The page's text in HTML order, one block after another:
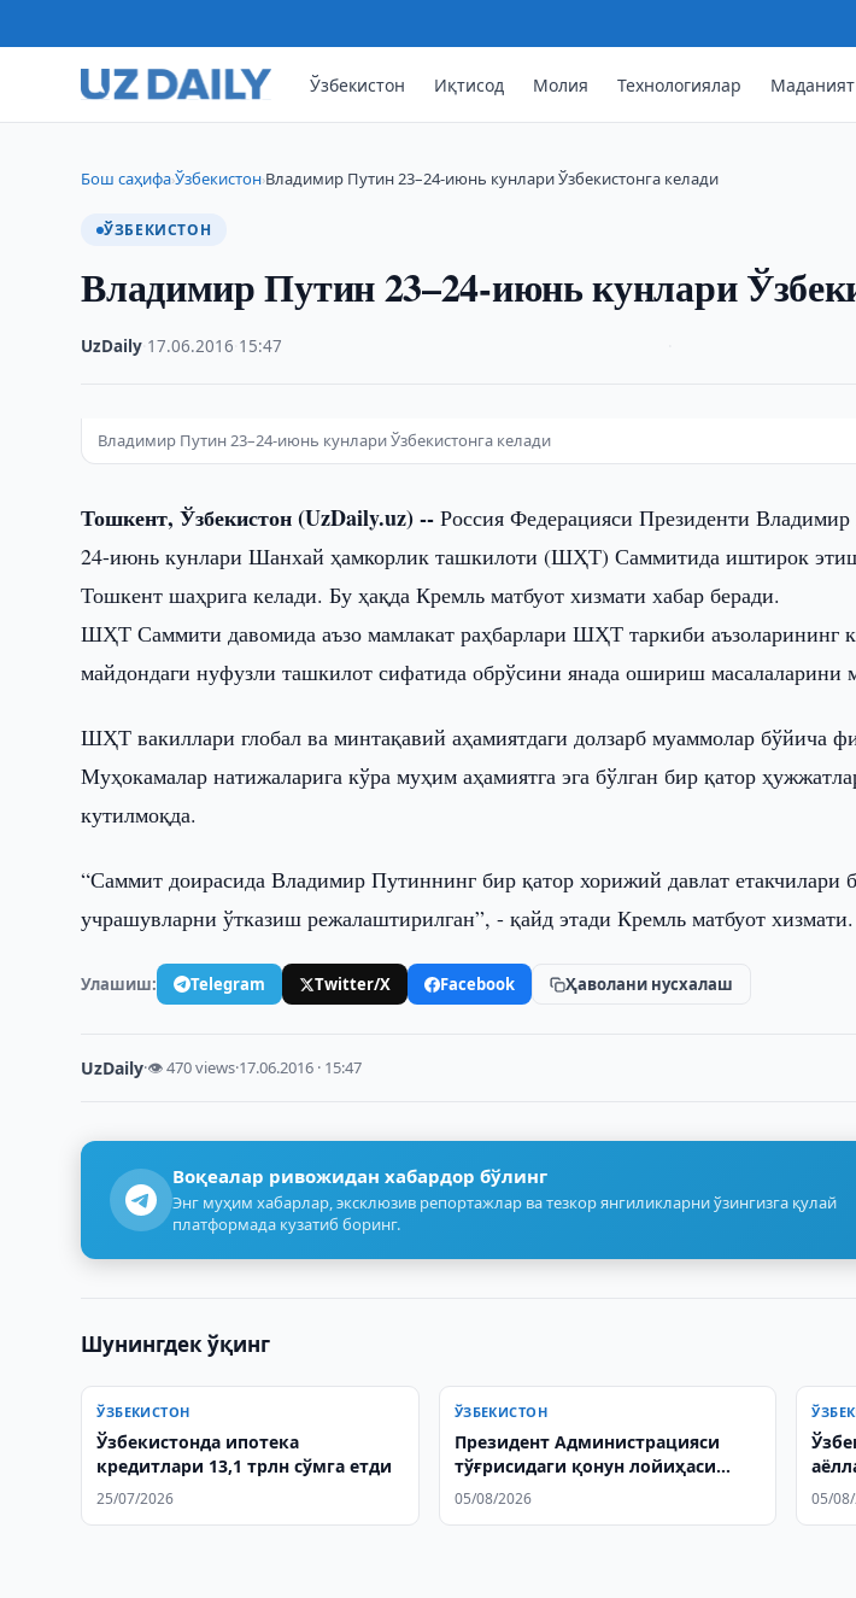
Ўзбекистон Иқтисод Молия Технологиялар Маданият
Бош саҳифа›Ўзбекистон›Владимир Путин 23–24-июнь кунлари Ўзбекистонга келади
ЎЗБЕКИСТОН
Владимир Путин 23–24-июнь кунлари
UzDaily 17.06.2016 15:47
Владимир Путин 23–24-июнь кунлари Ўзбекистонга келади
Тошкент, Ўзбекистон (UzDaily.uz) -- Россия Федерацияси Президенти
24-июнь кунлари Шанхай ҳамкорлик ташкилоти (ШҲТ) Саммитида иштирок
Тошкент шаҳрига келади. Бу ҳақда Кремль матбуот хизмати хабар беради.
ШҲТ Саммити давомида аъзо мамлакат раҳбарлари ШҲТ таркиби аъзоларининг
майдондаги нуфузли ташкилот сифатида обрўсини янада ошириш масалаларини
ШҲТ вакиллари глобал ва минтақавий аҳамиятдаги долзарб муаммолар бўйича
Муҳокамалар натижаларига кўра муҳим аҳамиятга эга бўлган бир қатор
кутилмоқда.
“Саммит доирасида Владимир Путиннинг бир қатор хорижий давлат етакчилари
учрашувларни ўтказиш режалаштирилган”, - қайд этади Кремль матбуот хизмати.
Улашиш: Telegram Twitter/X Facebook Ҳаволани нусхалаш
UzDaily·👁 470 views·17.06.2016 · 15:47
Воқеалар ривожидан хабардор бўлинг
Энг муҳим хабарлар, эксклюзив репортажлар ва тезкор янгиликларни ўзингизга қулай
платформада кузатиб боринг.
Шунингдек ўқинг
ЎЗБЕКИСТОН
Ўзбекистонда ипотека
кредитлари 13,1 трлн сўмга етди
25/07/2026
ЎЗБЕКИСТОН
Президент Администрацияси
тўғрисидаги қонун лойиҳаси
биринчи ўқишда қабул қилинди
05/08/2026 05/